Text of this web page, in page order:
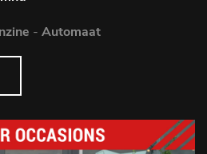
- Automaat